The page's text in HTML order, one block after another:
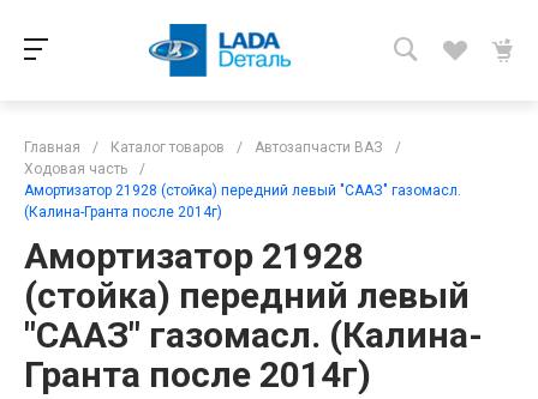
Главная / Каталог товаров / Автозапчасти ВАЗ
/
Ходовая часть
/
Амортизатор 21928 (стойка) передний левый "СААЗ" газомасл.
(Калина-Гранта после 2014г)
Амортизатор 21928
(стойка) передний левый
"СААЗ" газомасл. (Калина-
Гранта после 2014г)